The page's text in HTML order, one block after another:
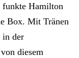
funkte Hamilton
Box. Mit Tränen
in der
diesem